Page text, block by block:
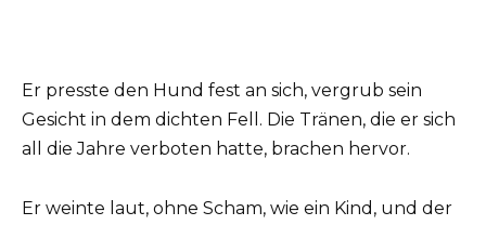
Er presste den Hund fest an sich, vergrub sein
Gesicht in dem dichten Fell. Die Tränen, die er sich
all die Jahre verboten hatte, brachen hervor.
Er weinte laut, ohne Scham, wie ein Kind, und der